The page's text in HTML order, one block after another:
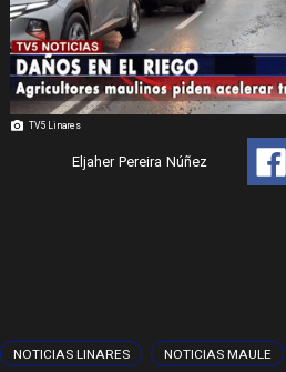
TV5 Linares
Eljaher Pereira Núñez
NOTICIAS LINARES NOTICIAS MAULE